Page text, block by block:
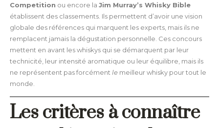
Competition ou encore la Jim Murray’s Whisky Bible
établissent des classements. Ils permettent d’avoir une vision
globale des références qui marquent les experts, mais ils ne
remplacent jamais la dégustation personnelle. Ces concours
mettent en avant les whiskys qui se démarquent par leur
technicité, leur intensité aromatique ou leur équilibre, mais ils
ne représentent pas forcément le meilleur whisky pour tout le
monde.
Les critères à connaître